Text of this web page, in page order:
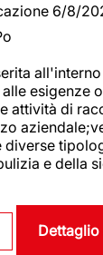
6/8/
esigenze
attività di
diverse
e della
Dettaglio